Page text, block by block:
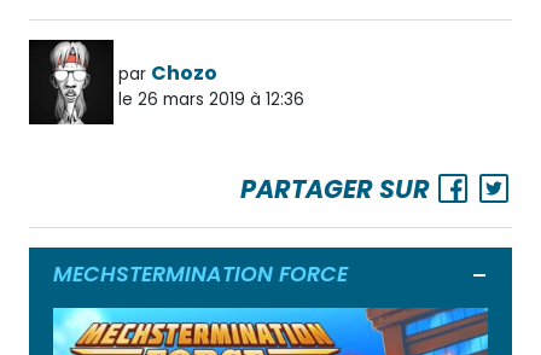
par Chozo
le 26 mars 2019 à 12:36
PARTAGER SUR
MECHSTERMINATION FORCE